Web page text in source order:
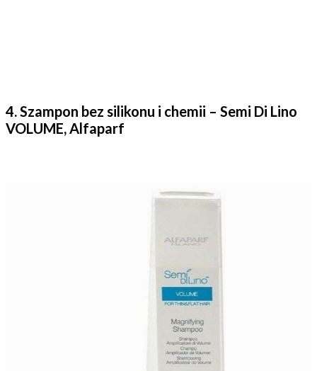
4. Szampon bez silikonu i chemii – Semi Di Lino
VOLUME, Alfaparf